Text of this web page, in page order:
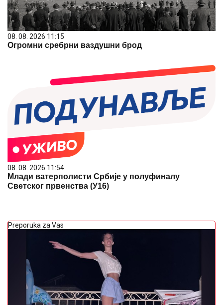
08. 08. 2026 11:15
Огромни сребрни ваздушни брод
08. 08. 2026 11:54
Млади ватерполисти Србије у полуфиналу
Светског првенства (У16)
Preporuka za Vas